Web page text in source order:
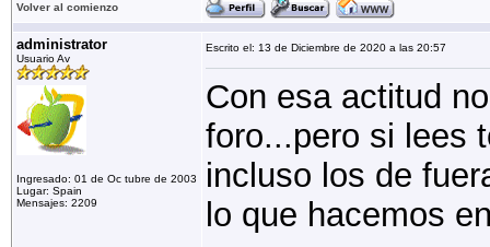
Volver al comienzo
administrator
Usuario Av
Ingresado: 01 de Oc tubre de 2003
Lugar: Spain
Mensajes: 2209
Escrito el: 13 de Diciembre de 2020 a las 20:57
Con esa actitud
foro...pero si lees
incluso los de
lo que hacemos